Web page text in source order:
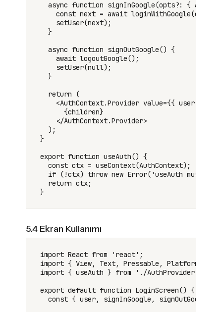
async function signInGoogle(opts?: {
    const next = await loginWithGoogle(opts);
    setUser(next);
  }
  async function signOutGoogle() {
    await logoutGoogle();
    setUser(null);
  }
  return (
<AuthContext.Provider value={{ user,
      {children}
    </AuthContext.Provider>
  );
}
export function useAuth() {
  const ctx = useContext(AuthContext);
if (!ctx) throw new Error('useAuth must be
  return ctx;
5.4 Ekran Kullanımı
import React from 'react';
import { View, Text, Pressable, Platform }
import { useAuth } from './AuthProvider';
export default function LoginScreen() {
const { user, signInGoogle, signOutGoogle }